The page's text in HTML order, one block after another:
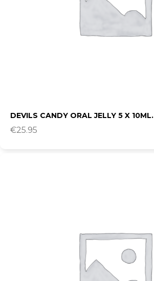
DEVILS CANDY ORAL JELLY 5 X 10ML.
€25.95